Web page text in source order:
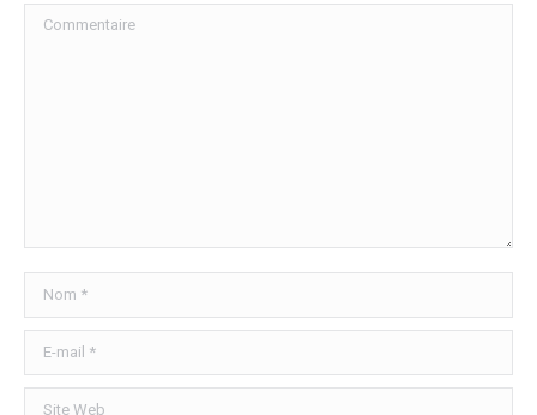
Commentaire
Nom *
E-mail *
Site Web